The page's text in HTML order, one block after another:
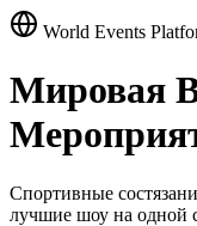
World Events
Мировая
Спортивные
лучшие шоу на одной